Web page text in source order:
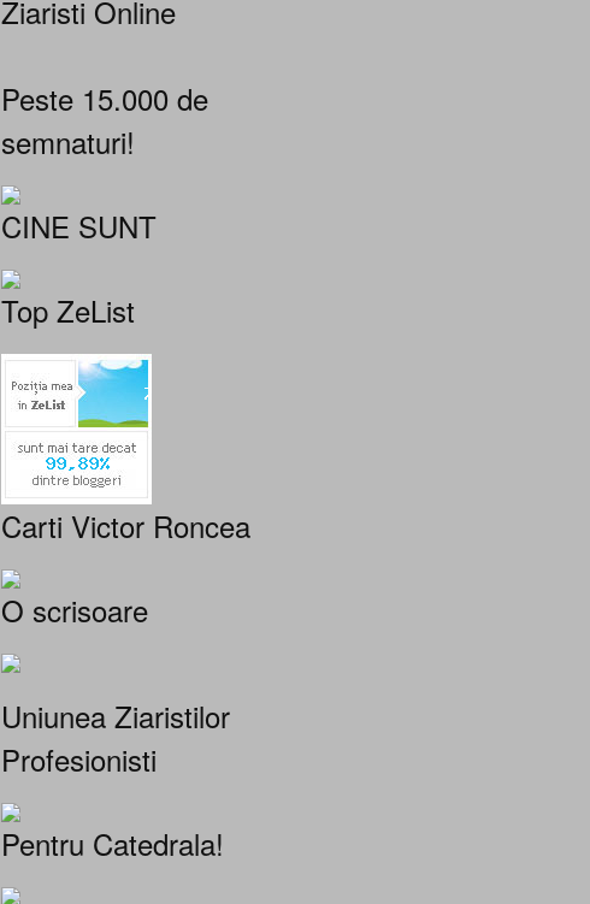
Ziaristi Online
Peste 15.000 de
semnaturi!
CINE SUNT
Top ZeList
Carti Victor Roncea
O scrisoare
Uniunea Ziaristilor
Profesionisti
Pentru Catedrala!